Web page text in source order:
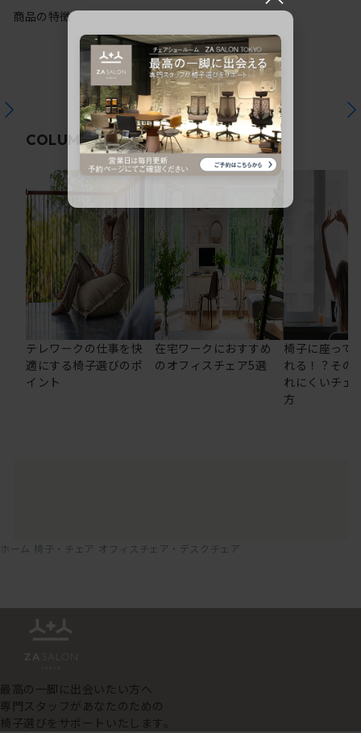
商品の特徴
COLUMN関連コラム
テレワークの仕事を快
適にする椅子選びのポ
イント
在宅ワークにおすすめ
のオフィスチェア5選
椅子に座って
れる！？その
れにくいチェ
方
ホーム 椅子・チェア オフィスチェア・デスクチェア
最高の一脚に出会いたい方へ
専門スタッフがあなたのための
椅子選びをサポートいたします。